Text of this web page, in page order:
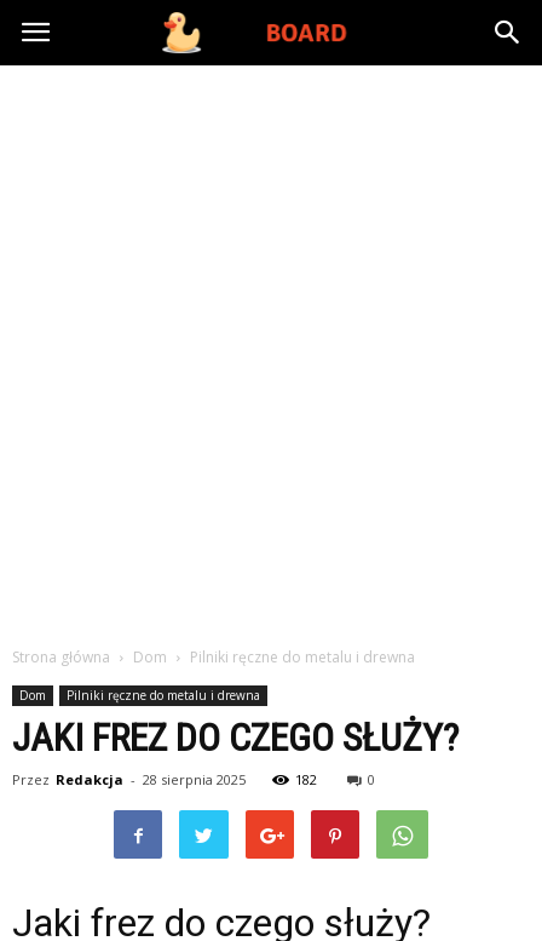
Toysboard.pl
Strona główna Dom Pilniki ręczne do metalu i drewna
Dom Pilniki ręczne do metalu i drewna
JAKI FREZ DO CZEGO SŁUŻY?
Przez Redakcja - 28 sierpnia 2025 182 0
Jaki frez do czego służy?